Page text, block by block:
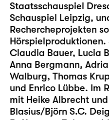
Staatsschauspiel
Schauspiel Leipzig,
Rechercheprojekten
Claudia Bauer, Lucia
Anna Bergmann,
Walburg, Thomas
und Enrico Lübbe. Im
mit Heike Albrecht
Blasius/Björn S.C.